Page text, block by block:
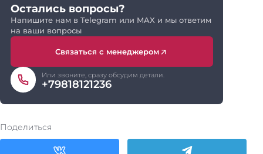
Остались вопросы?
Напишите нам в Telegram или MAX и мы ответим
на ваши вопросы
Связаться с менеджером
Или звоните, сразу обсудим детали.
+79818121236
Поделиться